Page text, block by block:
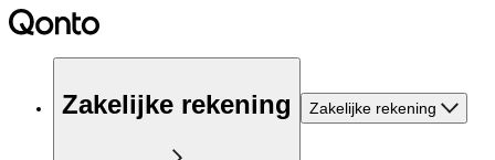
Zakelijke rekening Zakelijke rekening